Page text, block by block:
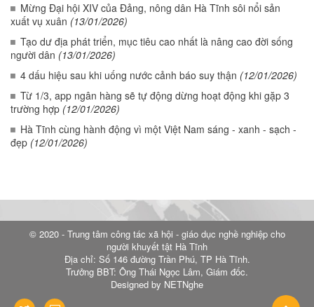
Mừng Đại hội XIV của Đảng, nông dân Hà Tĩnh sôi nổi sản
xuất vụ xuân (13/01/2026)
Tạo dư địa phát triển, mục tiêu cao nhất là nâng cao đời sống
người dân (13/01/2026)
4 dấu hiệu sau khi uống nước cảnh báo suy thận (12/01/2026)
Từ 1/3, app ngân hàng sẽ tự động dừng hoạt động khi gặp 3
trường hợp (12/01/2026)
Hà Tĩnh cùng hành động vì một Việt Nam sáng - xanh - sạch -
đẹp (12/01/2026)
© 2020 - Trung tâm công tác xã hội - giáo dục nghề nghiệp cho
người khuyết tật Hà Tĩnh
Địa chỉ: Số 146 đường Trần Phú, TP Hà Tĩnh.
Trưởng BBT: Ông Thái Ngọc Lâm, Giám đốc.
Designed by NETNghe